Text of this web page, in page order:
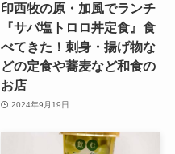
印西牧の原・加風でランチ
『サバ塩トロロ丼定食』食
べてきた！刺身・揚げ物な
どの定食や蕎麦など和食の
お店
2024年9月19日